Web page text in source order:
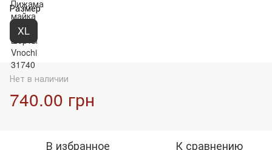
Размер
XL
Нет в наличии
740.00 грн
В избранное К сравнению